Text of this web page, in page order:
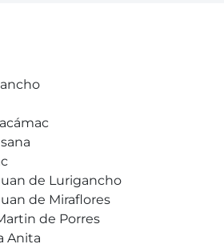
de Lurigancho
de Miraflores
de Porres
Anita